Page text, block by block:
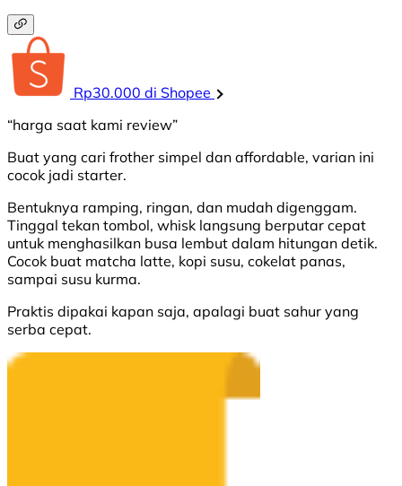
Rp30.000 di Shopee
“harga saat kami review”
Buat yang cari frother simpel dan affordable, varian ini
cocok jadi starter.
Bentuknya ramping, ringan, dan mudah digenggam.
Tinggal tekan tombol, whisk langsung berputar cepat
untuk menghasilkan busa lembut dalam hitungan detik.
Cocok buat matcha latte, kopi susu, cokelat panas,
sampai susu kurma.
Praktis dipakai kapan saja, apalagi buat sahur yang
serba cepat.